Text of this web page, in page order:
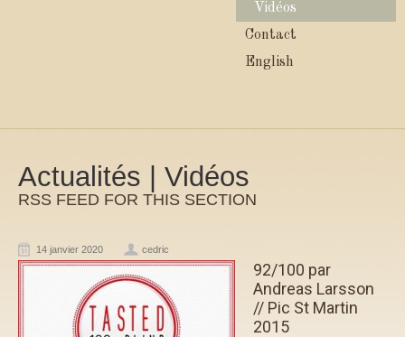
Vidéos
Contact
English
Actualités | Vidéos
RSS FEED FOR THIS SECTION
14 janvier 2020 cedric
92/100 par
Andreas Larsson
// Pic St Martin
2015